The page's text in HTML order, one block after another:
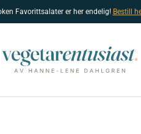
Favorittsalater er her endelig! Bestill